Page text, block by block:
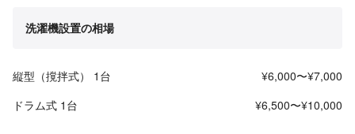
洗濯機設置の相場
縦型（撹拌式） 1台
¥6,000〜¥7,000
ドラム式 1台
¥6,500〜¥10,000